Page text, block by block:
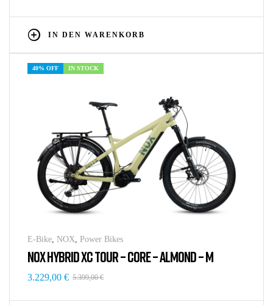
IN DEN WARENKORB
40% OFF IN STOCK
E-Bike NOX Power Bikes
NOX HYBRID XC TOUR – CORE – ALMOND – M
5.399,00€
3.229,00 €